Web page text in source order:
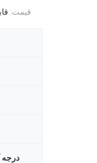
قیمت:
درجه